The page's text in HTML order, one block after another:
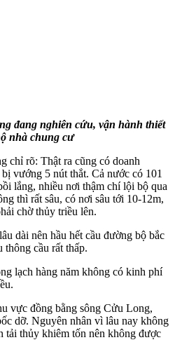
đang nghiên cứu, vận hành thiết
nhà chung cư
chỉ rõ: Thật ra cũng có doanh
vướng 5 nút thắt. Cả nước có 101
lắng, nhiều nơi thậm chí lội bộ qua
thì rất sâu, có nơi sâu tới 10-12m,
chờ thủy triều lên.
dài nên hầu hết cầu đường bộ bắc
thông cầu rất thấp.
lạch hàng năm không có kinh phí
vực đồng bằng sông Cửu Long,
dỡ. Nguyên nhân vì lâu nay không
tải thủy khiêm tốn nên không được